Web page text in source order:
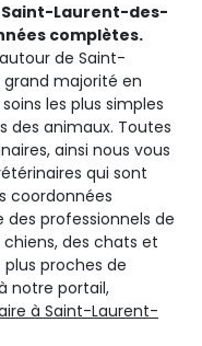
Saint-Laurent-des-
complètes.
de Saint-
majorité en
les plus simples
des animaux. Toutes
ainsi nous vous
qui sont
coordonnées
professionnels de
des chats et
proches de
notre portail,
à Saint-Laurent-